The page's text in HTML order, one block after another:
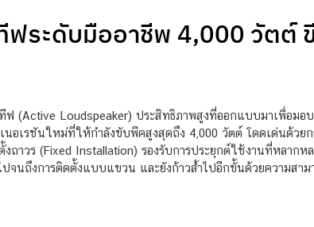
ฟระดับมืออาชีพ 4,000 วัตต์
(Active Loudspeaker) ประสิทธิภาพสูงที่ออกแบบมาเพื่อมอ
นอเรชันใหม่ที่ให้กำลังขับพีคสูงสุดถึง 4,000 วัตต์ โดดเด่นด้ว
าวร (Fixed Installation) รองรับการประยุกต์ใช้งานที่หลากห
จนถึงการติดตั้งแบบแขวน และยังก้าวล้ำไปอีกขั้นด้วยความส